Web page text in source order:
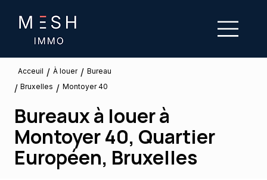
Acceuil / À louer / Bureau
/ Bruxelles / Montoyer 40
Bureaux à louer à
Montoyer 40, Quartier
Européen, Bruxelles